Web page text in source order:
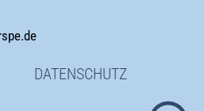
DATENSCHUTZ